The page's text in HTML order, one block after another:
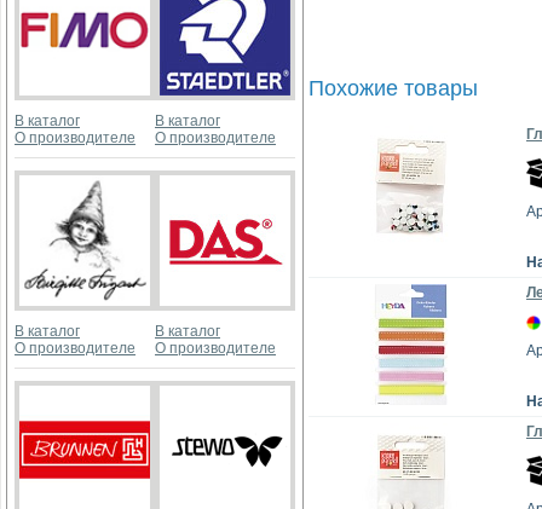
В каталог
О производителе
В каталог
О производителе
В каталог
О производителе
В каталог
О производителе
Похожие товары